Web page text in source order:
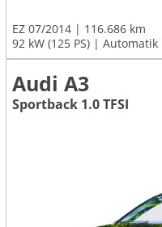
EZ 07/2014
116.686 km
92 kW (125 PS)
Automatik
Audi A3
Sportback 1.0 TFSI